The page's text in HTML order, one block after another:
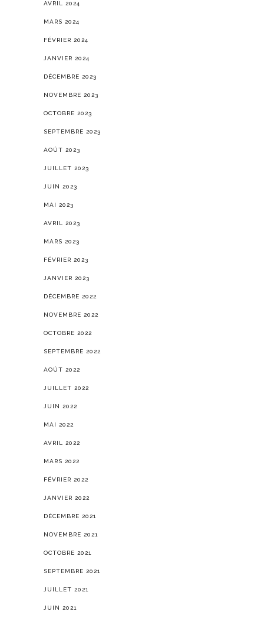
AVRIL 2024
MARS 2024
FÉVRIER 2024
JANVIER 2024
DÉCEMBRE 2023
NOVEMBRE 2023
OCTOBRE 2023
SEPTEMBRE 2023
AOÛT 2023
JUILLET 2023
JUIN 2023
MAI 2023
AVRIL 2023
MARS 2023
FÉVRIER 2023
JANVIER 2023
DÉCEMBRE 2022
NOVEMBRE 2022
OCTOBRE 2022
SEPTEMBRE 2022
AOÛT 2022
JUILLET 2022
JUIN 2022
MAI 2022
AVRIL 2022
MARS 2022
FÉVRIER 2022
JANVIER 2022
DÉCEMBRE 2021
NOVEMBRE 2021
OCTOBRE 2021
SEPTEMBRE 2021
JUILLET 2021
JUIN 2021